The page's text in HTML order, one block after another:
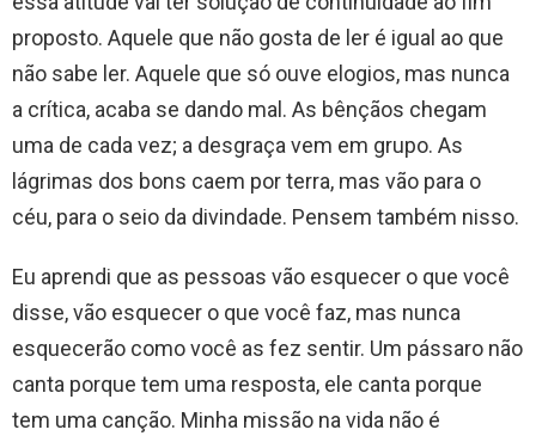
proposto. Aquele que não gosta de ler é igual ao que
não sabe ler. Aquele que só ouve elogios, mas nunca
a crítica, acaba se dando mal. As bênçãos chegam
uma de cada vez; a desgraça vem em grupo. As
lágrimas dos bons caem por terra, mas vão para o
céu, para o seio da divindade. Pensem também nisso.
Eu aprendi que as pessoas vão esquecer o que você
disse, vão esquecer o que você faz, mas nunca
esquecerão como você as fez sentir. Um pássaro não
canta porque tem uma resposta, ele canta porque
tem uma canção. Minha missão na vida não é